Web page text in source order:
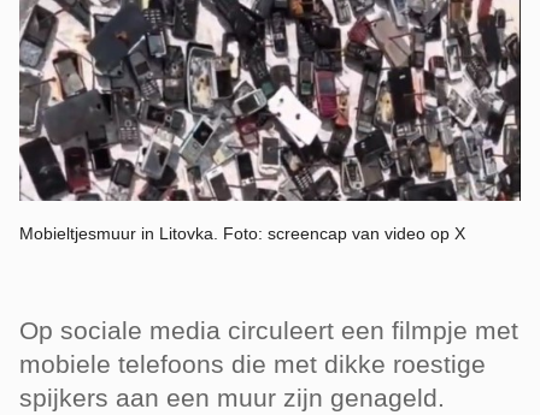
Mobieltjesmuur in Litovka. Foto: screencap van video op X
Op sociale media circuleert een filmpje met
mobiele telefoons die met dikke roestige
spijkers aan een muur zijn genageld.